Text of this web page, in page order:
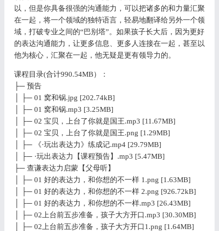
以，但是你具备很强的沟通能力，可以把诸多的和力量汇聚
在一起，将一个领域的独特语言，轻易地翻译给另外一个领
域，打破专业之间的“巴别塔”。如果孩子长大后，因为更好
的表达沟通能力，让更多信息、更多人连接在一起，甚至以
他为核心，汇聚在一起，他无疑是更有领导力的。
课程目录(合计990.54MB）：
├─ 预告
│ ├─ 01 窝和锅.jpg [202.74kB]
│ ├─ 01 窝和锅.mp3 [3.25MB]
│ ├─ 02 宝贝，上台了你就是国王.mp3 [11.67MB]
│ ├─ 02 宝贝，上台了你就是国王.png [1.29MB]
│ ├─ 《·玩出表达力》练成记.mp4 [29.79MB]
│ ├─ ·玩出表达力【课程预告】.mp3 [5.47MB]
├─ 查谦表达力启蒙【父母听】
│ ├─ 01 好的表达力，和你想的不一样 1.png [1.63MB]
│ ├─ 01 好的表达力，和你想的不一样 2.png [926.72kB]
│ ├─ 01 好的表达力，和你想的不一样.mp3 [26.43MB]
│ ├─ 02上台前五步准备，孩子大方开口.mp3 [30.30MB]
│ ├─ 02上台前五步准备，孩子大方开口1.png [1.64MB]